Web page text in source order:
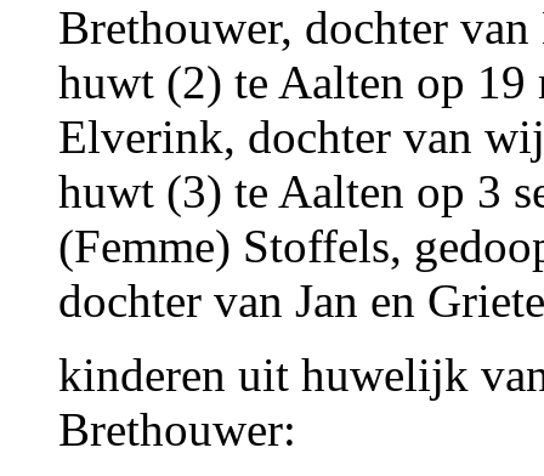
Brethouwer, dochter
huwt (2) te Aalten op 19
Elverink, dochter van
huwt (3) te Aalten op 3
(Femme) Stoffels,
dochter van Jan en
kinderen uit huwelijk
Brethouwer: